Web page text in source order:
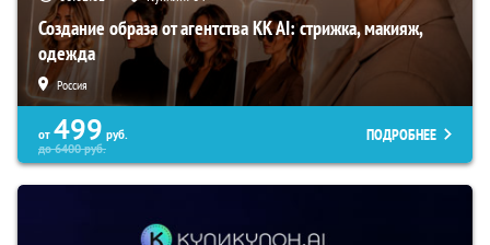
Создание образа от агентства KK AI: стрижка, макияж,
одежда
Россия
от 499 руб.
до6400руб.
ПОДРОБНЕЕ